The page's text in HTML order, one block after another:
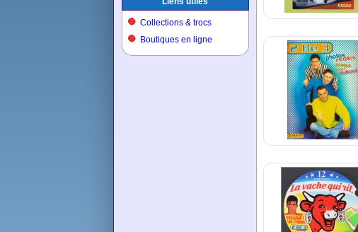
Collections & trocs
Boutiques en ligne